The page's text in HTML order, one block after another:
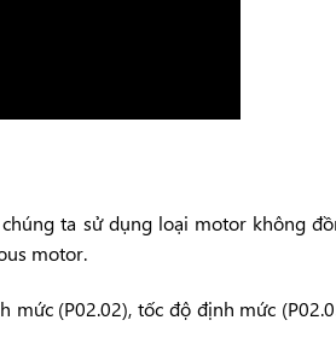
ta sử dụng loại motor không
motor.
mức (P02.02), tốc độ định mức